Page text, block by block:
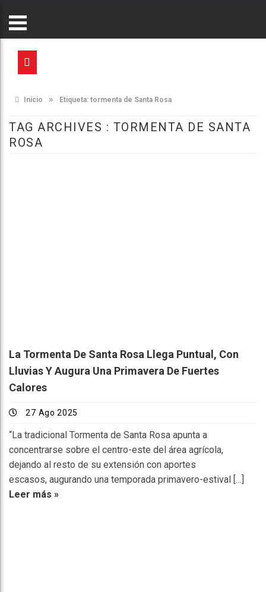
Inicio » Etiqueta: tormenta de Santa Rosa
TAG ARCHIVES : TORMENTA DE SANTA
ROSA
La Tormenta De Santa Rosa Llega Puntual, Con
Lluvias Y Augura Una Primavera De Fuertes
Calores
27 Ago 2025
“La tradicional Tormenta de Santa Rosa apunta a
concentrarse sobre el centro-este del área agrícola,
dejando al resto de su extensión con aportes
escasos, augurando una temporada primavero-estival […]
Leer más »